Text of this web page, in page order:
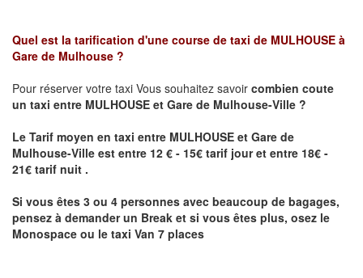
Quel est la tarification d'une course de taxi de MULHOUSE à
Gare de Mulhouse ?
Pour réserver votre taxi Vous souhaitez savoir combien coute
un taxi entre MULHOUSE et Gare de Mulhouse-Ville ?
Le Tarif moyen en taxi entre MULHOUSE et Gare de
Mulhouse-Ville est entre 12 € - 15€ tarif jour et entre 18€ -
21€ tarif nuit .
Si vous êtes 3 ou 4 personnes avec beaucoup de bagages,
pensez à demander un Break et si vous êtes plus, osez le
Monospace ou le taxi Van 7 places